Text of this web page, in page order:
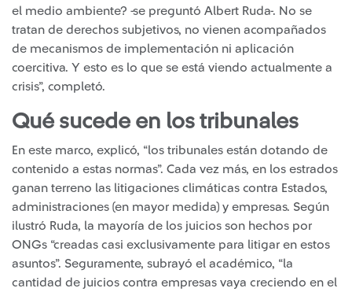
el medio ambiente? -se preguntó Albert Ruda-. No se
tratan de derechos subjetivos, no vienen acompañados
de mecanismos de implementación ni aplicación
coercitiva. Y esto es lo que se está viendo actualmente a
crisis”, completó.
Qué sucede en los tribunales
En este marco, explicó, “los tribunales están dotando de
contenido a estas normas”. Cada vez más, en los estrados
ganan terreno las litigaciones climáticas contra Estados,
administraciones (en mayor medida) y empresas. Según
ilustró Ruda, la mayoría de los juicios son hechos por
ONGs “creadas casi exclusivamente para litigar en estos
asuntos”. Seguramente, subrayó el académico, “la
cantidad de juicios contra empresas vaya creciendo en el